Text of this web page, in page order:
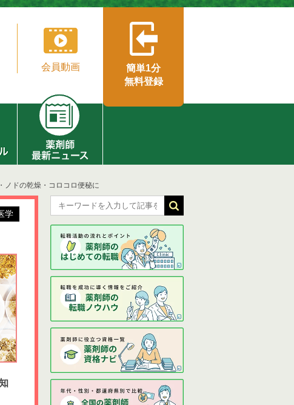
会員動画
簡単1分
無料登録
ノドの乾燥・コロコロ便秘に
学